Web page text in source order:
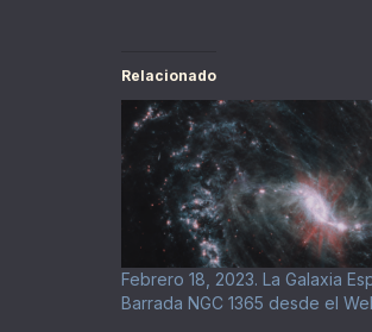
Relacionado
Febrero 18, 2023. La Galaxia
Barrada NGC 1365 desde el